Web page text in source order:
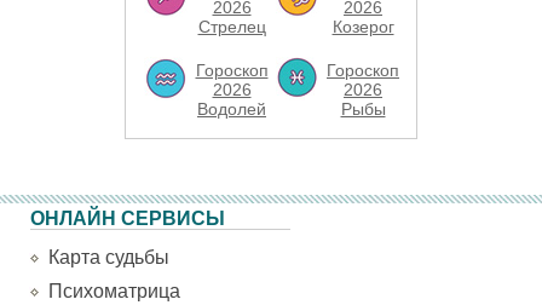
2026
Стрелец
2026
Козерог
Гороскоп
2026
Водолей
Гороскоп
2026
Рыбы
ОНЛАЙН СЕРВИСЫ
Карта судьбы
Психоматрица